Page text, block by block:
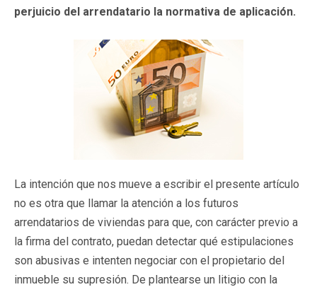
perjuicio del arrendatario la normativa de aplicación.
La intención que nos mueve a escribir el presente artículo
no es otra que llamar la atención a los futuros
arrendatarios de viviendas para que, con carácter previo a
la firma del contrato, puedan detectar qué estipulaciones
son abusivas e intenten negociar con el propietario del
inmueble su supresión. De plantearse un litigio con la